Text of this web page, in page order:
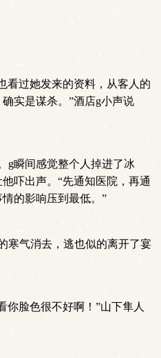
看过她发来的资料，从客人的
实是谋杀。”酒店g小声说
g瞬间感觉整个人掉进了冰
吓出声。“先通知医院，再通
的影响压到最低。”
寒气消去，逃也似的离开了宴
脸色很不好啊！”山下隼人